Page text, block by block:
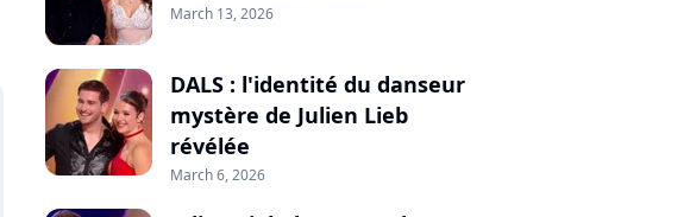
March 13, 2026
DALS : l'identité du danseur
mystère de Julien Lieb
révélée
March 6, 2026